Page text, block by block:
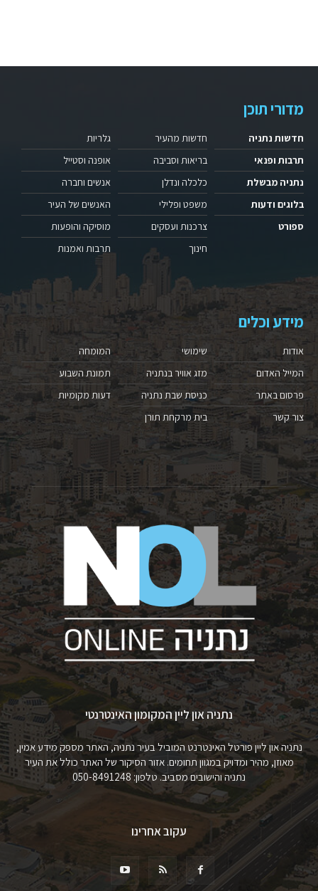
מדורי תוכן
חדשות נתניה
תרבות ופנאי
נתניה מבשלת
בלוגים ודעות
ספורט
חדשות מהעיר
בריאות וסביבה
כלכלה ונדלן
משפט ופלילי
צרכנות ועסקים
חינוך
גלריות
אופנה וסטייל
אנשים וחברה
האנשים של העיר
מוסיקה והופעות
תרבות ואמנות
מידע וכלים
אודות
המייל האדום
פרסום באתר
צור קשר
שימושי
מזג אוויר בנתניה
כניסת שבת נתניה
בית מרקחת תורן
המומחה
תמונת השבוע
דעות מקומיות
נתניה און ליין המקומון האינטרנטי
נתניה און ליין פורטל האינטרנט המוביל בעיר נתניה, האתר מספק מידע אמין,
מאוזן, מהיר ומדויק במגוון תחומים. אזור הסיקור של האתר כולל את העיר
נתניה והישובים מסביב. טלפון: 050-8491248
עקוב אחרינו